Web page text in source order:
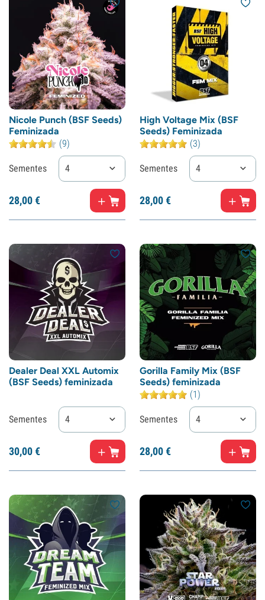
Nicole Punch (BSF Seeds)
Feminizada
(9)
Sementes 4
28,00€
High Voltage Mix (BSF
Seeds) Feminizada
(3)
Sementes 4
28,00€
Dealer Deal XXL Automix
(BSF Seeds) feminizada
Sementes 4
30,00€
Gorilla Family Mix (BSF
Seeds) feminizada
(1)
Sementes 4
28,00€